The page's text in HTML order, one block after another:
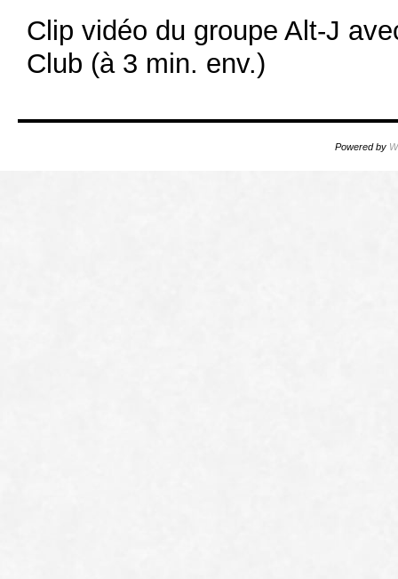
Clip vidéo du groupe Alt-J
Club (à 3 min. env.)
Powered by